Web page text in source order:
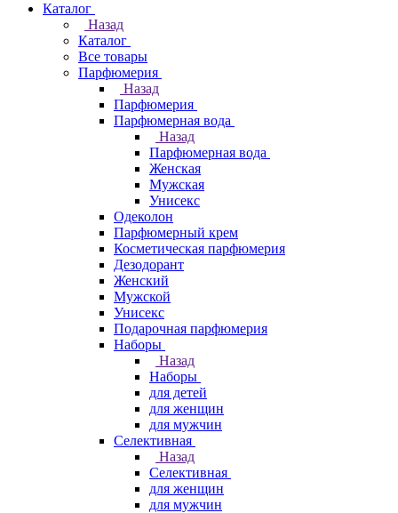
Каталог
Назад
Каталог
Все товары
Парфюмерия
Назад
Парфюмерия
Парфюмерная вода
Назад
Парфюмерная вода
Женская
Мужская
Унисекс
Одеколон
Парфюмерный крем
Косметическая парфюмерия
Дезодорант
Женский
Мужской
Унисекс
Подарочная парфюмерия
Наборы
Назад
Наборы
для детей
для женщин
для мужчин
Селективная
Назад
Селективная
для женщин
для мужчин